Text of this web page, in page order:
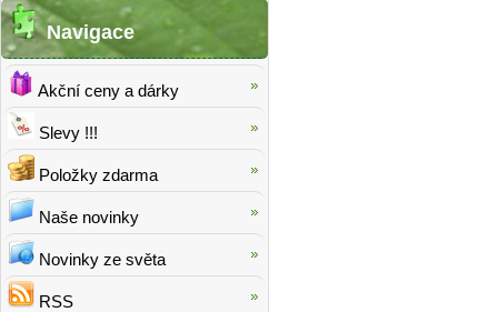
Navigace
Akční ceny a dárky
Slevy !!!
Položky zdarma
Naše novinky
Novinky ze světa
RSS